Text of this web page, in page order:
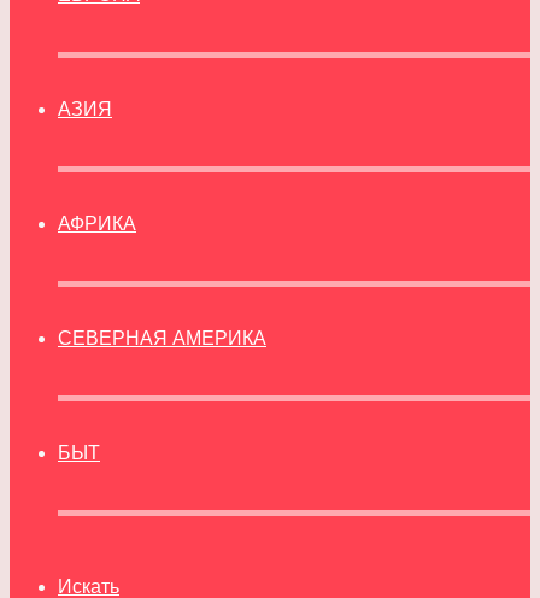
АЗИЯ
АФРИКА
СЕВЕРНАЯ АМЕРИКА
БЫТ
Искать